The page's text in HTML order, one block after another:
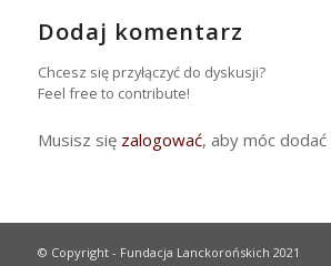
Dodaj komentarz
Chcesz się przyłączyć do dyskusji?
Feel free to contribute!
Musisz się zalogować, aby móc
© Copyright - Fundacja Lanckorońskich 2021